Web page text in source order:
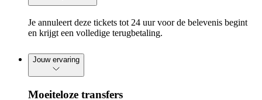
Je annuleert deze tickets tot 24 uur voor de belevenis begint
en krijgt een volledige terugbetaling.
Jouw ervaring
Moeiteloze transfers